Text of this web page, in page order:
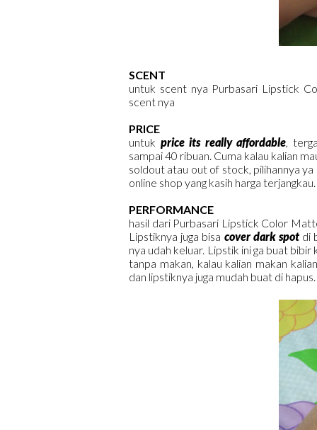
SCENT
untuk scent nya Purbasari Lipstick
scent nya
PRICE
untuk price its really affordable,
sampai 40 ribuan. Cuma kalau kalian
soldout atau out of stock, pilihannya
online shop yang kasih harga terjangkau.
PERFORMANCE
hasil dari Purbasari Lipstick Color
Lipstiknya juga bisa cover dark spotdi
nya udah keluar. Lipstik ini ga buat
tanpa makan, kalau kalian makan
dan lipstiknya juga mudah buat di hapus.